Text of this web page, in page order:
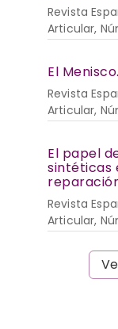
Revista
Articular,
El
Revista
Articular,
El papel
sintéticas
Revista
Articular,